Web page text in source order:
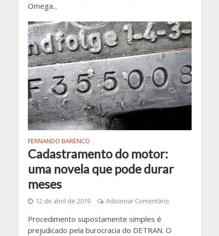
Omega...
FERNANDO BARENCO
Cadastramento do motor:
uma novela que pode durar
meses
12 de abril de 2019 Adicionar Comentário
Procedimento supostamente simples é
prejudicado pela burocracia do DETRAN. O